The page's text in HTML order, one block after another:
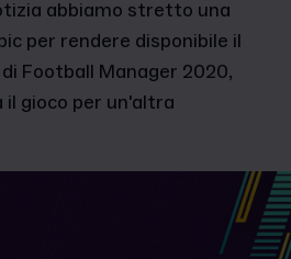
abbiamo stretto una
per rendere disponibile il
di Football Manager 2020,
il gioco per un'altra